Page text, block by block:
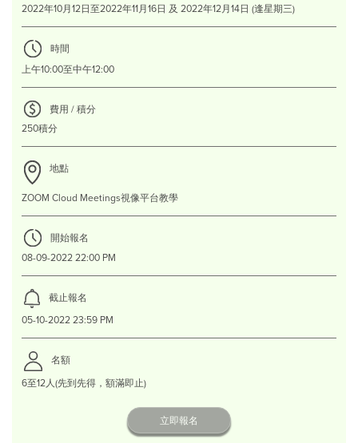
2022年10月12日至2022年11月16日 及 2022年12月14日 (逢星期三)
時間
上午10:00至中午12:00
費用 / 積分
250積分
地點
ZOOM Cloud Meetings視像平台教學
開始報名
08-09-2022 22:00 PM
截止報名
05-10-2022 23:59 PM
名額
6至12人(先到先得，額滿即止)
立即報名